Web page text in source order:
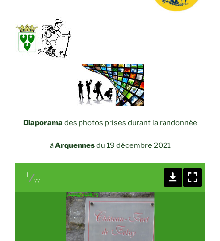
Diaporama des photos prises durant la randonnée
àArquennesdu 19 décembre 2021
1
77